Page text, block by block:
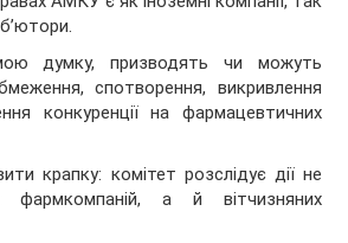
думку, призводять чи можуть
спотворення, викривлення
конкуренції на фармацевтичних
крапку: комітет розслідує дії не
фармкомпаній, а й вітчизняних